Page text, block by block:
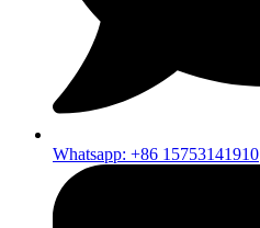
Whatsapp: +86 15753141910